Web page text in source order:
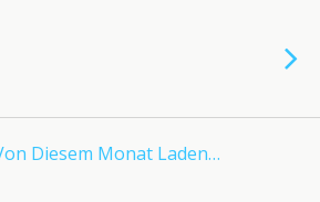
Diesem Monat Laden…